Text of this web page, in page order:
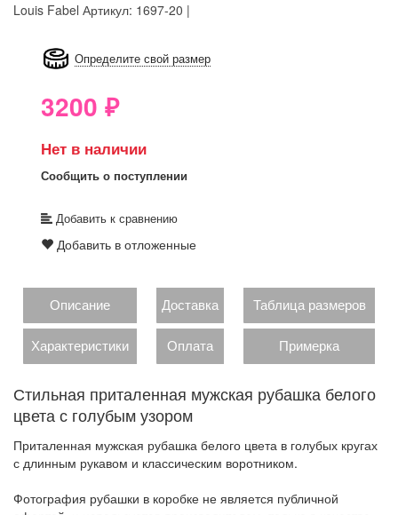
Louis Fabel Артикул: 1697-20 |
Определите свой размер
3200 ₽
Нет в наличии
Сообщить о поступлении
Добавить к сравнению
Добавить в отложенные
Описание Доставка Таблица размеров
Характеристики Оплата Примерка
Стильная приталенная мужская рубашка белого
цвета с голубым узором
Приталенная мужская рубашка белого цвета в голубых кругах
с длинным рукавом и классическим воротником.
Фотография рубашки в коробке не является публичной